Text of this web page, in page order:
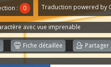
: 0 Traduction powered by
avec vue imprenable
Fiche détaillée Partager